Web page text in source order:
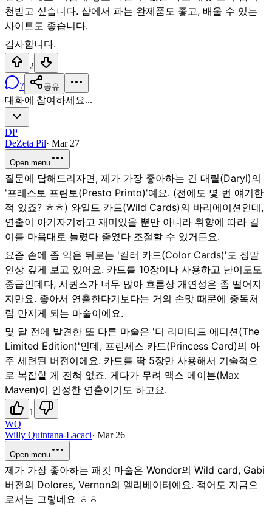
천받고 싶습니다. 샵에서 파는 완제품도 좋고, 배울 수 있는
사이트도 좋습니다.
감사합니다.
2
7
공유
대화에 참여하세요...
DP
DeZeta Pil· Mar 27
Open menu
질문에 답해드리자면, 제가 가장 좋아하는 건 대릴(Daryl)의
'프레스토 프린토(Presto Printo)'예요. (전에도 몇 번 얘기한
적 있죠? ㅎㅎ) 와일드 카드(Wild Cards)의 바리에이션인데,
연출이 아기자기하고 재미있을 뿐만 아니라 취향에 따라 길
이를 마음대로 늘렸다 줄였다 조절할 수 있거든요.
요즘 손에 좀 익은 뒤로는 '컬러 카드(Color Cards)'도 정말
인상 깊게 보고 있어요. 카드를 10장이나 사용하고 난이도도
중급인데다, 시퀀스가 너무 많아 흐름상 개연성은 좀 떨어지
지만요. 좋아서 연출한다기보다는 거의 손맛 때문에 중독처
럼 만지게 되는 마술이에요.
몇 달 전에 발견한 또 다른 마술은 '더 리미티드 에디션(The
Limited Edition)'인데, 프린세스 카드(Princess Card)의 아
주 세련된 버전이에요. 카드를 딱 5장만 사용해서 기술적으
로 복잡할 게 전혀 없죠. 게다가 무려 맥스 메이븐(Max
Maven)이 인정한 연출이기도 하고요.
1
WQ
Willy Quintana-Lacaci· Mar 26
Open menu
제가 가장 좋아하는 패킷 마술은 Wonder의 Wild card, Gabi
버전의 Dolores, Vernon의 엘리베이터예요. 적어도 지금으
로서는 그렇네요 ㅎㅎ